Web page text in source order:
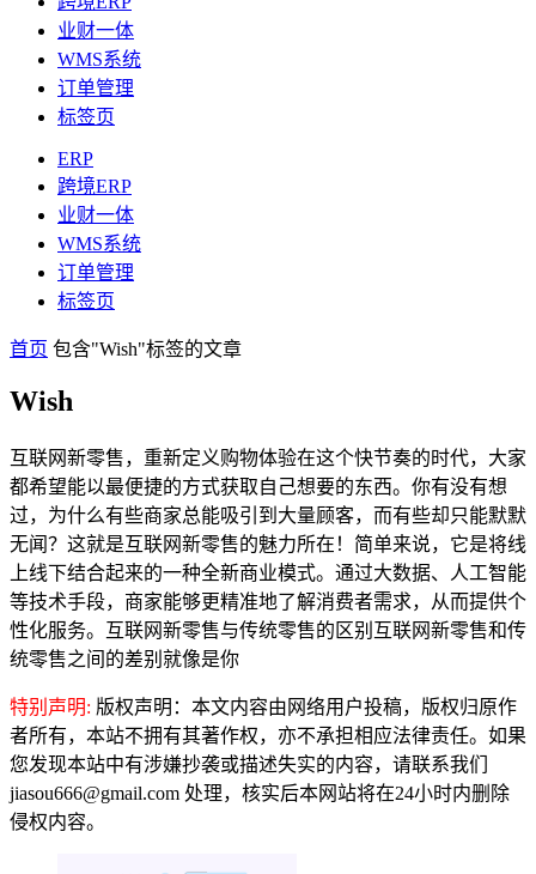
业财一体
WMS系统
订单管理
标签页
ERP
跨境ERP
业财一体
WMS系统
订单管理
标签页
首页 包含"Wish"标签的文章
Wish
互联网新零售，重新定义购物体验在这个快节奏的时代，大家
都希望能以最便捷的方式获取自己想要的东西。你有没有想
过，为什么有些商家总能吸引到大量顾客，而有些却只能默默
无闻？这就是互联网新零售的魅力所在！简单来说，它是将线
上线下结合起来的一种全新商业模式。通过大数据、人工智能
等技术手段，商家能够更精准地了解消费者需求，从而提供个
性化服务。互联网新零售与传统零售的区别互联网新零售和传
统零售之间的差别就像是你
特别声明: 版权声明：本文内容由网络用户投稿，版权归原作
者所有，本站不拥有其著作权，亦不承担相应法律责任。如果
您发现本站中有涉嫌抄袭或描述失实的内容，请联系我们
jiasou666@gmail.com 处理，核实后本网站将在24小时内删除
侵权内容。